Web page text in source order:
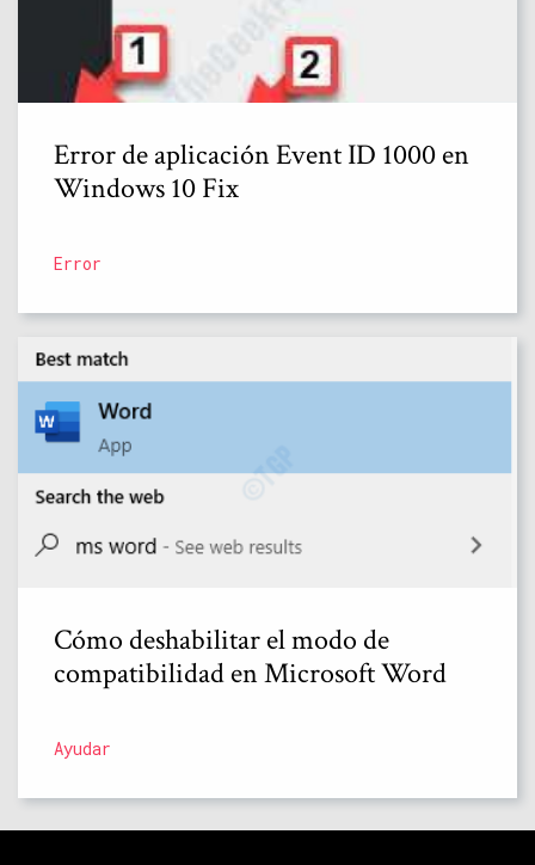
Error de aplicación Event ID 1000 en
Windows 10 Fix
Error
Cómo deshabilitar el modo de
compatibilidad en Microsoft Word
Ayudar